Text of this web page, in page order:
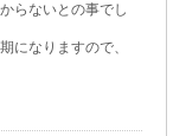
らないとの事でし
になりますので、